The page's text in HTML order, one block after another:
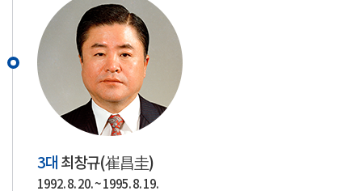
3대 최창규(崔昌圭)
1992. 8. 20. ~ 1995. 8. 19.